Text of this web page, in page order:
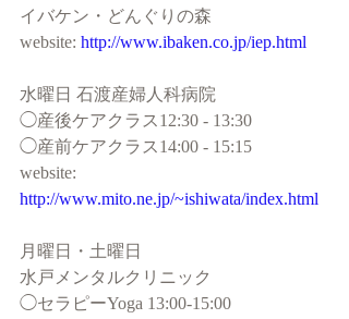
イバケン・どんぐりの森
website: http://www.ibaken.co.jp/iep.html
水曜日 石渡産婦人科病院
◯産後ケアクラス12:30 - 13:30
◯産前ケアクラス14:00 - 15:15
website:
http://www.mito.ne.jp/~ishiwata/index.html
月曜日・土曜日
水戸メンタルクリニック
◯セラピーYoga 13:00-15:00